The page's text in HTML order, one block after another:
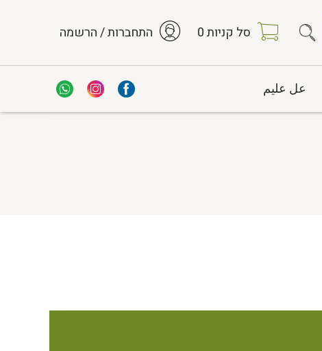
סל קניות0 התחברות / הרשמה
عل عليم